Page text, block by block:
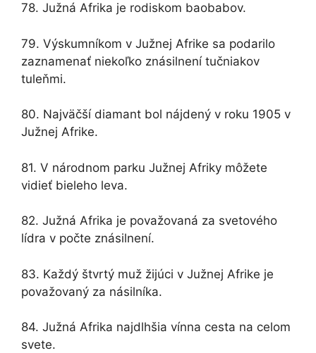
78. Južná Afrika je rodiskom baobabov.
79. Výskumníkom v Južnej Afrike sa podarilo
zaznamenať niekoľko znásilnení tučniakov
tuleňmi.
80. Najväčší diamant bol nájdený v roku 1905 v
Južnej Afrike.
81. V národnom parku Južnej Afriky môžete
vidieť bieleho leva.
82. Južná Afrika je považovaná za svetového
lídra v počte znásilnení.
83. Každý štvrtý muž žijúci v Južnej Afrike je
považovaný za násilníka.
84. Južná Afrika najdlhšia vínna cesta na celom
svete.